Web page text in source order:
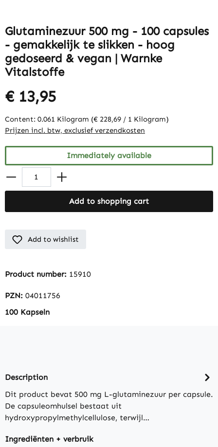
Glutaminezuur 500 mg - 100 capsules
- gemakkelijk te slikken - hoog
gedoseerd & vegan | Warnke
Vitalstoffe
€ 13,95
Content: 0.061 Kilogram (€ 228,69 / 1 Kilogram)
Prijzen incl. btw, exclusief verzendkosten
Immediately available
Add to shopping cart
Add to wishlist
Product number: 15910
PZN: 04011756
100 Kapseln
Description
Dit product bevat 500 mg L-glutaminezuur per capsule.
De capsuleomhulsel bestaat uit
hydroxypropylmethylcellulose, terwijl…
Ingrediënten + verbruik